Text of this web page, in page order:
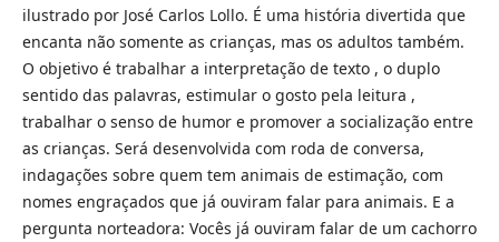
ilustrado por José Carlos Lollo. É uma história divertida que
encanta não somente as crianças, mas os adultos também.
O objetivo é trabalhar a interpretação de texto , o duplo
sentido das palavras, estimular o gosto pela leitura ,
trabalhar o senso de humor e promover a socialização entre
as crianças. Será desenvolvida com roda de conversa,
indagações sobre quem tem animais de estimação, com
nomes engraçados que já ouviram falar para animais. E a
pergunta norteadora: Vocês já ouviram falar de um cachorro